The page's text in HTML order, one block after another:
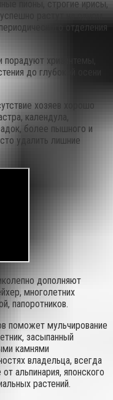
пионы, строгие ирисы,
растут на одном
отделения
хризантемы,
до глубокой осени
хозяев хорошо
календула,
более пышного и
удалить лишние
дополняют
многолетних
папоротников.
поможет мульчирование
засыпанный
камнями
владельца, всегда
альпинария, японского
растений.